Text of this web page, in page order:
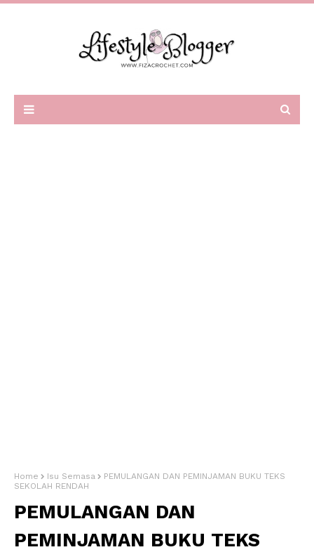
Home Isu Semasa
PEMULANGAN DAN PEMINJAMAN BUKU TEKS
SEKOLAH RENDAH
PEMULANGAN DAN
PEMINJAMAN BUKU TEKS